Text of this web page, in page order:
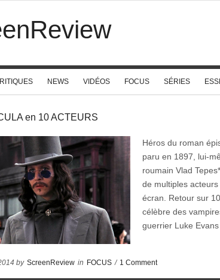
NEWS VIDÉOS FOCUS SÉRIES
en 10 ACTEURS
Héros du roman
paru en 1897, lui-
roumain Vlad
de multiples
écran. Retour sur
célèbre des
guerrier Luke
by ScreenReview in FOCUS / 1 Comment